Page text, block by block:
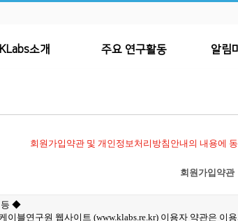
KLabs소개 주요 연구활동 알림
회원가입약관 및 개인정보처리방침안내의 내용에
회원가입약관